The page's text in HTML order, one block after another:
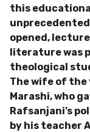
this
opened,
literature was
theological
The wife of the
Marashi, who
Rafsanjani’s
by his teacher